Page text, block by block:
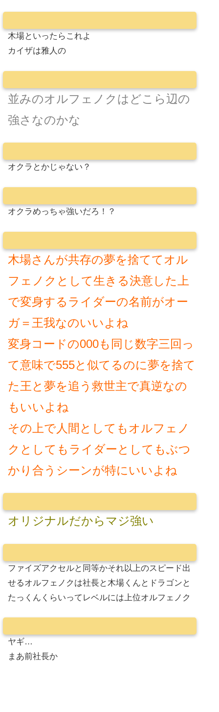
木場といったらこれよ
カイザは雅人の
並みのオルフェノクはどこら辺の
強さなのかな
オクラとかじゃない？
オクラめっちゃ強いだろ！？
木場さんが共存の夢を捨ててオル
フェノクとして生きる決意した上
で変身するライダーの名前がオー
ガ＝王我なのいいよね
変身コードの000も同じ数字三回っ
て意味で555と似てるのに夢を捨て
た王と夢を追う救世主で真逆なの
もいいよね
その上で人間としてもオルフェノ
クとしてもライダーとしてもぶつ
かり合うシーンが特にいいよね
オリジナルだからマジ強い
ファイズアクセルと同等かそれ以上のスピード出
せるオルフェノクは社長と木場くんとドラゴンと
たっくんくらいってレベルには上位オルフェノク
ヤギ…
まあ前社長か